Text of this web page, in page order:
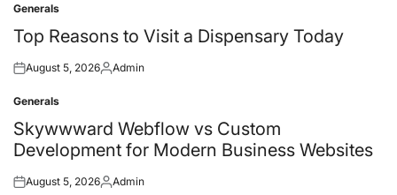
Posted
in
Generals
Top Reasons to Visit a Dispensary Today
Posted
August 5, 2026Posted
Admin
Posted
in
Generals
Skywwward Webflow vs Custom
Development for Modern Business Websites
Posted
August 5, 2026Posted
Admin